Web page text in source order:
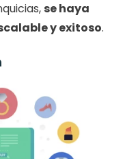
se haya
y exitoso.